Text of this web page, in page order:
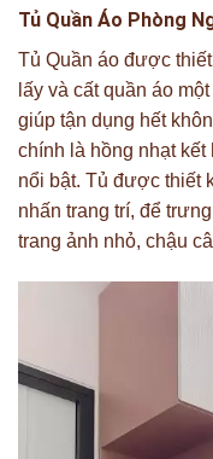
Tủ Quần Áo Phòng
Tủ Quần áo được
lấy và cất quần áo
giúp tận dụng hết
chính là hồng nhạt kết
nổi bật. Tủ được thiết
nhấn trang trí, để
trang ảnh nhỏ, chậu